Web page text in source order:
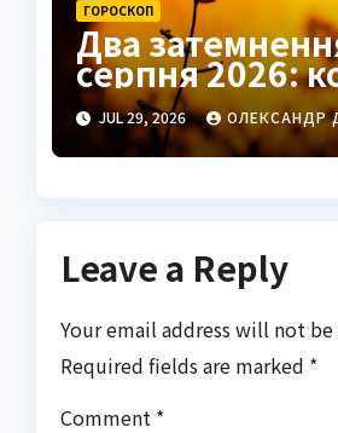
ГОРОСКОП
Два
серпня 2026:
чекати удачі в
та грошах
JUL 29, 2026 ОЛЕКСАНДР
Leave a Reply
Your email address will not
Required fields are marked *
Comment *